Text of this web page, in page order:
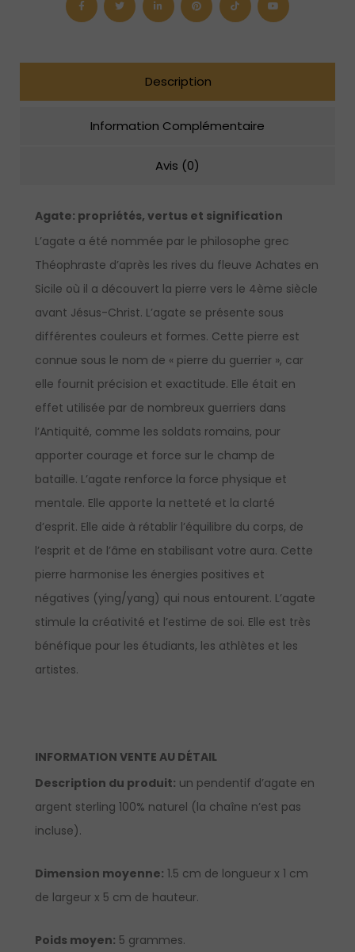
Description
Information Complémentaire
Avis (0)
Agate: propriétés, vertus et signification
L’agate a été nommée par le philosophe grec
Théophraste d’après les rives du fleuve Achates en
Sicile où il a découvert la pierre vers le 4ème siècle
avant Jésus-Christ. L’agate se présente sous
différentes couleurs et formes. Cette pierre est
connue sous le nom de « pierre du guerrier », car
elle fournit précision et exactitude. Elle était en
effet utilisée par de nombreux guerriers dans
l’Antiquité, comme les soldats romains, pour
apporter courage et force sur le champ de
bataille. L’agate renforce la force physique et
mentale. Elle apporte la netteté et la clarté
d’esprit. Elle aide à rétablir l’équilibre du corps, de
l’esprit et de l’âme en stabilisant votre aura. Cette
pierre harmonise les énergies positives et
négatives (ying/yang) qui nous entourent. L’agate
stimule la créativité et l’estime de soi. Elle est très
bénéfique pour les étudiants, les athlètes et les
artistes.
INFORMATION VENTE AU DÉTAIL
Description du produit: un pendentif d’agate en
argent sterling 100% naturel (la chaîne n’est pas
incluse).
Dimension moyenne: 1.5 cm de longueur x 1 cm
de largeur x 5 cm de hauteur.
Poids moyen: 5 grammes.